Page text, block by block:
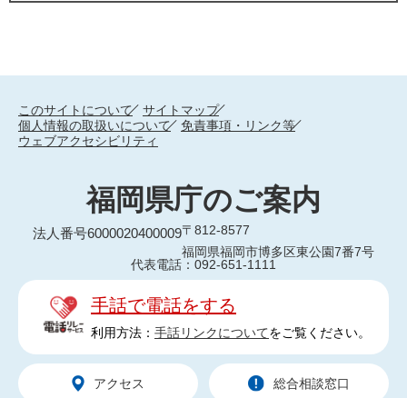
このサイトについて
サイトマップ
個人情報の取扱いについて
免責事項・リンク等
ウェブアクセシビリティ
福岡県庁のご案内
法人番号6000020400009〒812-8577
福岡県福岡市博多区東公園7番7号
代表電話：092-651-1111
手話で電話をする
利用方法： 手話リンクについてをご覧ください。
アクセス 総合相談窓口